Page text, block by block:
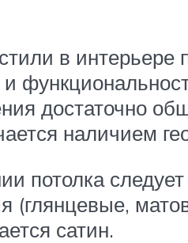
в интерьере
и
достаточно
наличием
потолка следует
(глянцевые,
сатин.